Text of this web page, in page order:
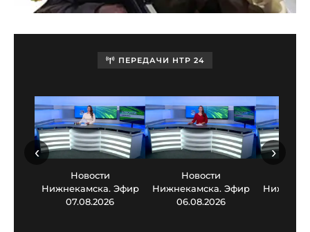
ПЕРЕДАЧИ НТР 24
Новости
Нижнекамска. Эфир
07.08.2026
Новости
Нижнекамска. Эфир
06.08.2026
‹ ›